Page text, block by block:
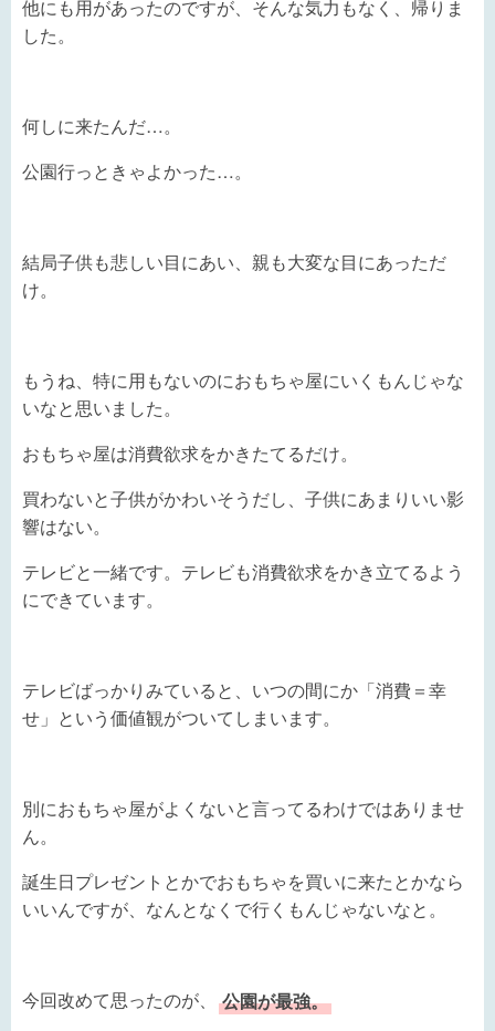
他にも用があったのですが、そんな気力もなく、帰りま
した。
何しに来たんだ…。
公園行っときゃよかった…。
結局子供も悲しい目にあい、親も大変な目にあっただ
け。
もうね、特に用もないのにおもちゃ屋にいくもんじゃな
いなと思いました。
おもちゃ屋は消費欲求をかきたてるだけ。
買わないと子供がかわいそうだし、子供にあまりいい影
響はない。
テレビと一緒です。テレビも消費欲求をかき立てるよう
にできています。
テレビばっかりみていると、いつの間にか「消費＝幸
せ」という価値観がついてしまいます。
別におもちゃ屋がよくないと言ってるわけではありませ
ん。
誕生日プレゼントとかでおもちゃを買いに来たとかなら
いいんですが、なんとなくで行くもんじゃないなと。
今回改めて思ったのが、
公園が最強。